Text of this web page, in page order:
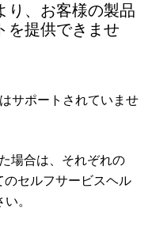
り、お客様の製品
を提供できませ
サポートされていませ
場合は、それぞれの
のセルフサービスヘル
。